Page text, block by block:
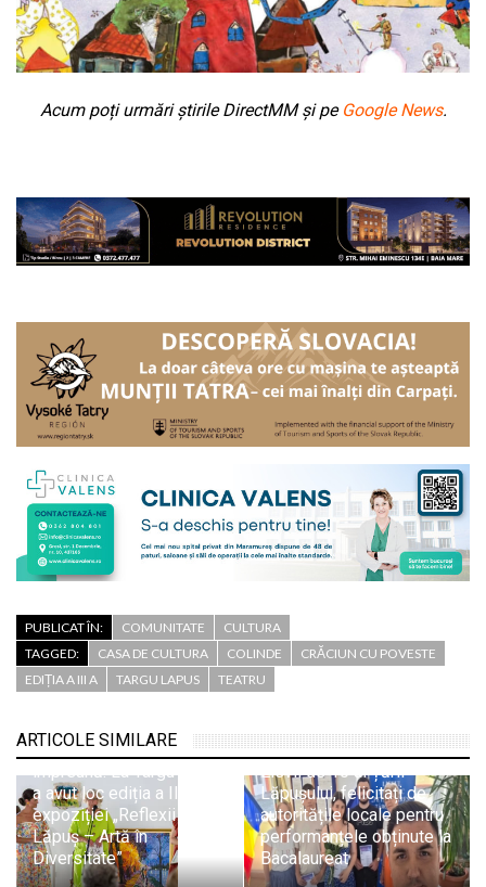
Acum poți urmări știrile DirectMM și pe Google News.
PUBLICAT ÎN: COMUNITATE
CULTURA
TAGGED:
CASA DE CULTURA COLINDE
CRĂCIUN CU POVESTE
EDIȚIA A III A
TARGU LAPUS TEATRU
ARTICOLE SIMILARE
Arta a adus comunitatea
împreună: La Târgu Lăpuș
a avut loc ediția a II-a a
expoziției „Reflexii din
Lăpuș – Artă în
Diversitate”
Elevii de 10 ai Țării
Lăpușului, felicitați de
autoritățile locale pentru
performanțele obținute la
Bacalaureat